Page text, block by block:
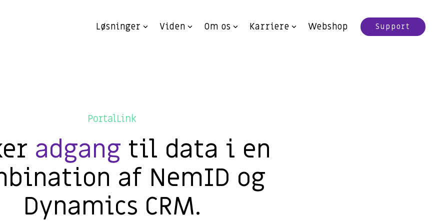
Løsninger Viden Om os Karriere Webshop Support
PortalLink
adgang til data i en
af NemID og
Dynamics CRM.